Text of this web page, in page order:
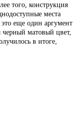
того, конструкция
места
еще один аргумент
матовый цвет,
в итоге,